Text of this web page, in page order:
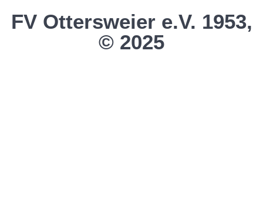
FV Ottersweier e.V. 1953,
© 2025